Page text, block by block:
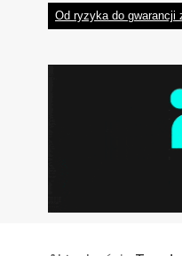
Od ryzyka do gwarancji